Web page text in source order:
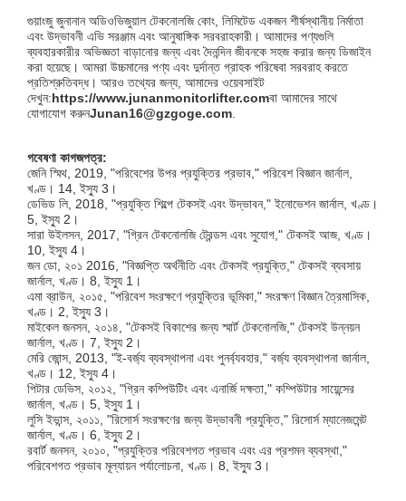
গুয়াংজু জুনানান অডিওভিজুয়াল টেকনোলজি কোং, লিমিটেড একজন শীর্ষস্থানীয় নির্মাতা
এবং উদ্ভাবনী এভি সরঞ্জাম এবং আনুষাঙ্গিক সরবরাহকারী। আমাদের পণ্যগুলি
ব্যবহারকারীর অভিজ্ঞতা বাড়ানোর জন্য এবং দৈনন্দিন জীবনকে সহজ করার জন্য ডিজাইন
করা হয়েছে। আমরা উচ্চমানের পণ্য এবং দুর্দান্ত গ্রাহক পরিষেবা সরবরাহ করতে
প্রতিশ্রুতিবদ্ধ। আরও তথ্যের জন্য, আমাদের ওয়েবসাইট
দেখুন:https://www.junanmonitorlifter.comবা আমাদের সাথে
যোগাযোগ করুনJunan16@gzgoge.com.
গবেষণা কাগজপত্র:
জেনি স্মিথ, 2019, "পরিবেশের উপর প্রযুক্তির প্রভাব," পরিবেশ বিজ্ঞান জার্নাল,
খণ্ড। 14, ইস্যু 3।
ডেভিড লি, 2018, "প্রযুক্তি শিল্পে টেকসই এবং উদ্ভাবন," ইনোভেশন জার্নাল, খণ্ড।
5, ইস্যু 2।
সারা উইলসন, 2017, "গ্রিন টেকনোলজি ট্রেন্ডস এবং সুযোগ," টেকসই আজ, খণ্ড।
10, ইস্যু 4।
জন ডো, ২০১ 2016, "বিজ্ঞপ্তি অর্থনীতি এবং টেকসই প্রযুক্তি," টেকসই ব্যবসায়
জার্নাল, খণ্ড। 8, ইস্যু 1।
এমা ব্রাউন, ২০১৫, "পরিবেশ সংরক্ষণে প্রযুক্তির ভূমিকা," সংরক্ষণ বিজ্ঞান ত্রৈমাসিক,
খণ্ড। 2, ইস্যু 3।
মাইকেল জনসন, ২০১৪, "টেকসই বিকাশের জন্য স্মার্ট টেকনোলজি," টেকসই উন্নয়ন
জার্নাল, খণ্ড। 7, ইস্যু 2।
মেরি জোন্স, 2013, "ই-বর্জ্য ব্যবস্থাপনা এবং পুনর্ব্যবহার," বর্জ্য ব্যবস্থাপনা জার্নাল,
খণ্ড। 12, ইস্যু 4।
পিটার ডেভিস, ২০১২, "গ্রিন কম্পিউটিং এবং এনার্জি দক্ষতা," কম্পিউটার সায়েন্সের
জার্নাল, খণ্ড। 5, ইস্যু 1।
লুসি ইভান্স, ২০১১, "রিসোর্স সংরক্ষণের জন্য উদ্ভাবনী প্রযুক্তি," রিসোর্স ম্যানেজমেন্ট
জার্নাল, খণ্ড। 6, ইস্যু 2।
রবার্ট জনসন, ২০১০, "প্রযুক্তির পরিবেশগত প্রভাব এবং এর প্রশমন ব্যবস্থা,"
পরিবেশগত প্রভাব মূল্যায়ন পর্যালোচনা, খণ্ড। 8, ইস্যু 3।